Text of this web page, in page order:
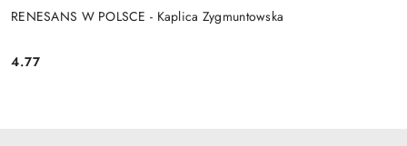
RENESANS W POLSCE - Kaplica Zygmuntowska
Cena:
4.77